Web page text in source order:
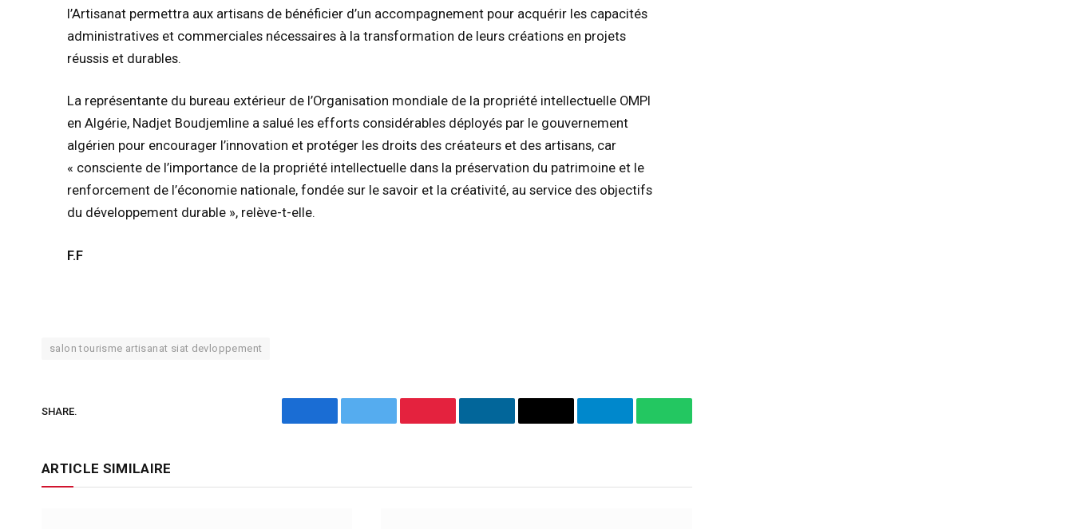
l’Artisanat permettra aux artisans de bénéficier d’un accompagnement pour acquérir les capacités
administratives et commerciales nécessaires à la transformation de leurs créations en projets
réussis et durables.
La représentante du bureau extérieur de l’Organisation mondiale de la propriété intellectuelle OMPI
en Algérie, Nadjet Boudjemline a salué les efforts considérables déployés par le gouvernement
algérien pour encourager l’innovation et protéger les droits des créateurs et des artisans, car
« consciente de l’importance de la propriété intellectuelle dans la préservation du patrimoine et le
renforcement de l’économie nationale, fondée sur le savoir et la créativité, au service des objectifs
du développement durable », relève-t-elle.
F.F
salon tourisme artisanat siat devloppement
SHARE.
FacebookTwitter PinterestLinkedIn Email TelegramWhatsApp
ARTICLE SIMILAIRE